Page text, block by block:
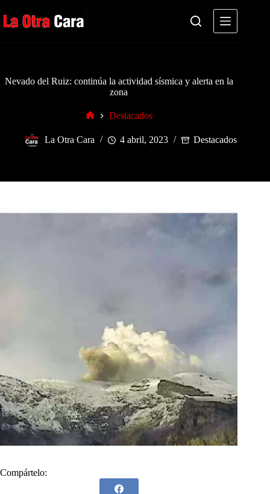
al
contenido
Nevado del Ruiz: continúa la actividad sísmica y alerta en la
zona
Destacados
La Otra Cara 4 abril, 2023 Destacados
Compártelo: